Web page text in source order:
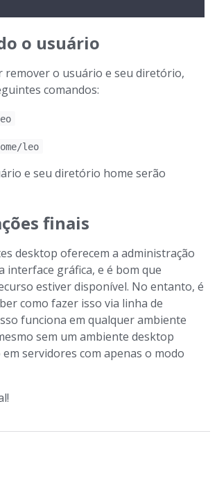
o usuário
remover o usuário e seu diretório,
comandos:
leo
e seu diretório home serão
finais
desktop oferecem a administração
interface gráfica, e é bom que
estiver disponível. No entanto, é
como fazer isso via linha de
funciona em qualquer ambiente
sem um ambiente desktop
servidores com apenas o modo